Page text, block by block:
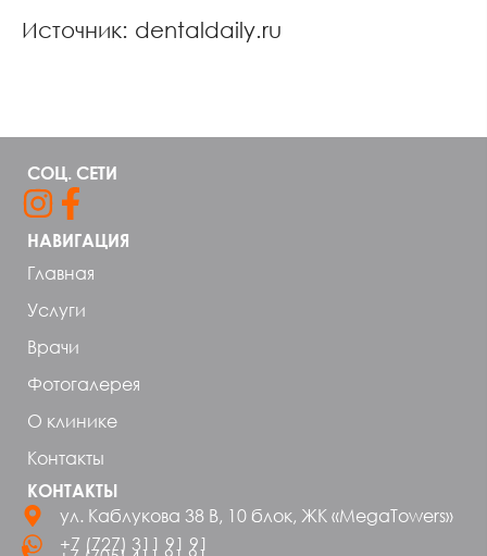
Источник: dentaldaily.ru
НАВИГАЦИЯ
Главная
Услуги
Врачи
Фотогалерея
О клинике
Контакты
КОНТАКТЫ
ул. Каблукова 38 В, 10 блок, ЖК «MegaTowers»
+7 (727) 311 91 91
СОЦ. СЕТИ